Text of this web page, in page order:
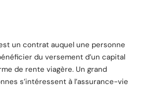
un contrat auquel une personne
du versement d’un capital
de rente viagère. Un grand
s’intéressent à l’assurance-vie